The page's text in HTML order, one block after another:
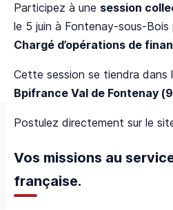
Participez à une session
le 5 juin à Fontenay-sous-
Chargé d’opérations de
Cette session se tiendra dans
Bpifrance Val de Fontenay
Postulez directement sur le
Vos missions au
française.